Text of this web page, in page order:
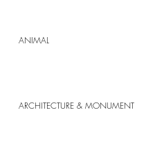
ANIMAL
ARCHITECTURE & MONUMENT